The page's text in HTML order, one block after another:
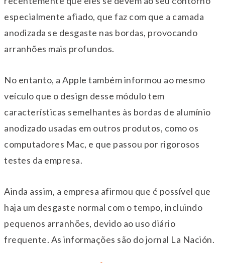
especialmente afiado, que faz com que a camada
anodizada se desgaste nas bordas, provocando
arranhões mais profundos.
No entanto, a Apple também informou ao mesmo
veículo que o design desse módulo tem
características semelhantes às bordas de alumínio
anodizado usadas em outros produtos, como os
computadores Mac, e que passou por rigorosos
testes da empresa.
Ainda assim, a empresa afirmou que é possível que
haja um desgaste normal com o tempo, incluindo
pequenos arranhões, devido ao uso diário
frequente. As informações são do jornal La Nación.